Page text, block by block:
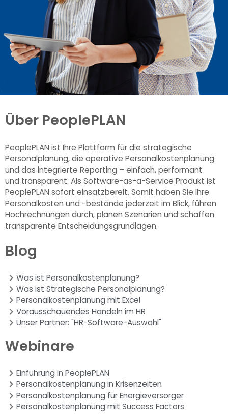
Über PeoplePLAN
PeoplePLAN ist Ihre Plattform für die strategische
Personalplanung, die operative Personalkostenplanung
und das integrierte Reporting – einfach, performant
und transparent. Als Software-as-a-Service Produkt ist
PeoplePLAN sofort einsatzbereit. Somit haben Sie Ihre
Personalkosten und -bestände jederzeit im Blick, führen
Hochrechnungen durch, planen Szenarien und schaffen
transparente Entscheidungsgrundlagen.
Blog
Was ist Personalkostenplanung?
Was ist Strategische Personalplanung?
Personalkostenplanung mit Excel
Vorausschauendes Handeln im HR
Unser Partner: "HR-Software-Auswahl"
Webinare
Einführung in PeoplePLAN
Personalkostenplanung in Krisenzeiten
Personalkostenplanung für Energieversorger
Personalkostenplanung mit Success Factors